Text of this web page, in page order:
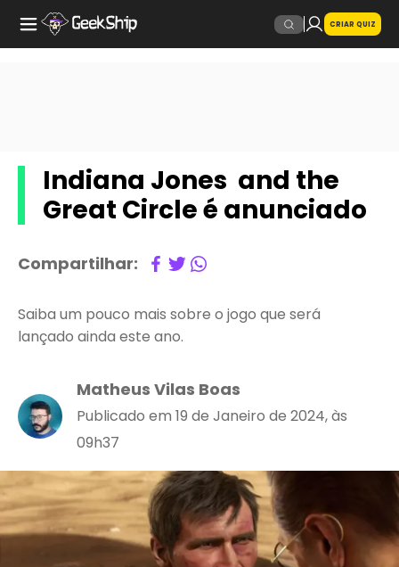
CRIAR QUIZ
Indiana Jones and the
Great Circle é anunciado
Compartilhar:
Saiba um pouco mais sobre o jogo que será
lançado ainda este ano.
Matheus Vilas Boas
Publicado em 19 de Janeiro de 2024, às
09h37